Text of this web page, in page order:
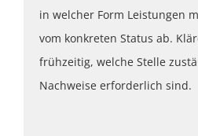
in welcher Form Leistungen
vom konkreten Status ab.
frühzeitig, welche Stelle
Nachweise erforderlich sind.